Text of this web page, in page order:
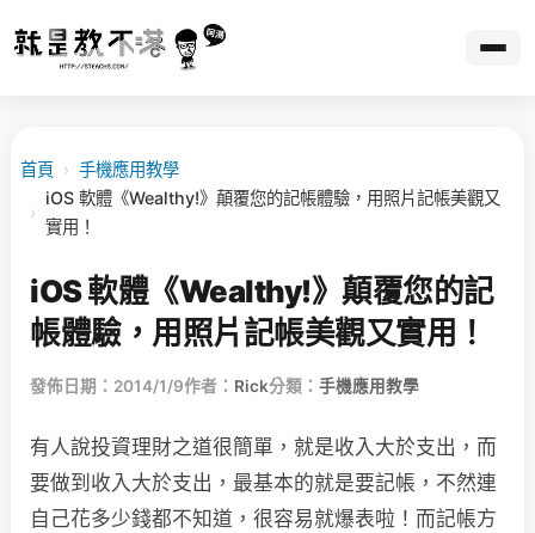
首頁 › 手機應用教學
›
iOS 軟體《Wealthy!》顛覆您的記帳體驗，用照片記帳美觀又
實用！
iOS 軟體《Wealthy!》顛覆您的記
帳體驗，用照片記帳美觀又實用！
發佈日期：2014/1/9作者： Rick分類： 手機應用教學
有人說投資理財之道很簡單，就是收入大於支出，而
要做到收入大於支出，最基本的就是要記帳，不然連
自己花多少錢都不知道，很容易就爆表啦！而記帳方